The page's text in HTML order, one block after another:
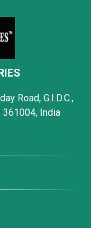
Road, G.I.D.C.,
361004, India